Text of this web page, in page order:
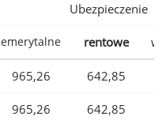
Ubezpieczenie
emerytalne rentowe
965,26 642,85
965,26 642,85